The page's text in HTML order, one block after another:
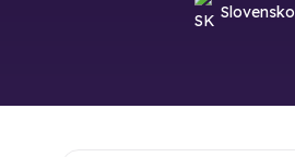
Slovensko